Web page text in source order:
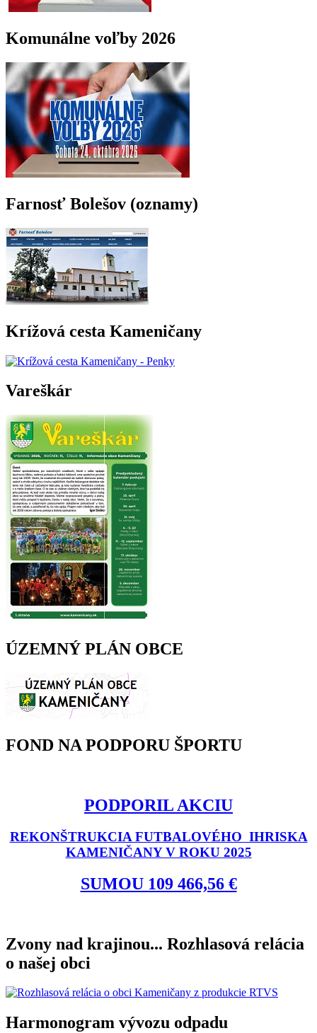
Komunálne voľby 2026
Farnosť Bolešov (oznamy)
Krížová cesta Kameničany
Vareškár
ÚZEMNÝ PLÁN OBCE
FOND NA PODPORU ŠPORTU
PODPORIL AKCIU
REKONŠTRUKCIA FUTBALOVÉHO IHRISKA
KAMENIČANY V ROKU 2025
SUMOU 109 466,56 €
Zvony nad krajinou... Rozhlasová relácia
o našej obci
Harmonogram vývozu odpadu